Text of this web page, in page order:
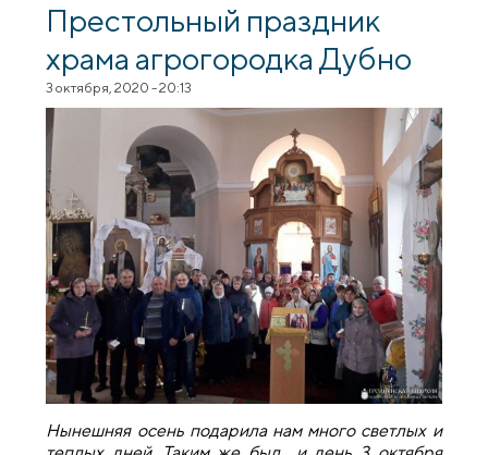
Престольный праздник
храма агрогородка Дубно
3 октября, 2020 - 20:13
Нынешняя осень подарила нам много светлых и